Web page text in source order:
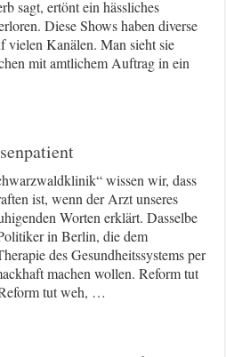
sagt, ertönt ein hässliches
Diese Shows haben diverse
vielen Kanälen. Man sieht sie
mit amtlichem Auftrag in ein
wissen wir, dass
ist, wenn der Arzt unseres
Worten erklärt. Dasselbe
in Berlin, die dem
des Gesundheitssystems per
machen wollen. Reform tut
tut weh, …